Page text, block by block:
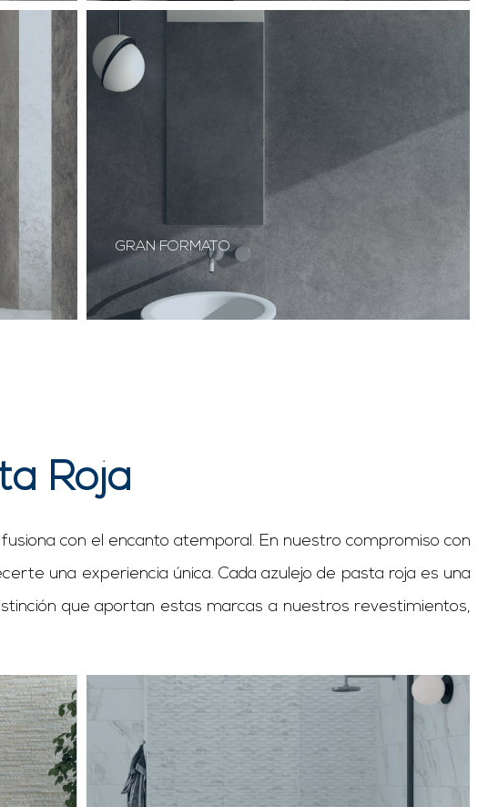
GRAN FORMATO
Roja
con el encanto atemporal. En nuestro compromiso con
una experiencia única. Cada azulejo de pasta roja es una
que aportan estas marcas a nuestros revestimientos,